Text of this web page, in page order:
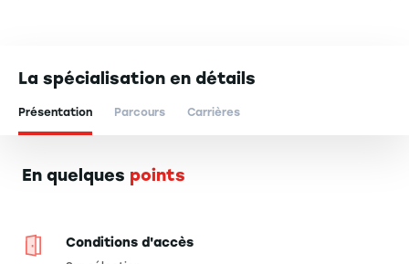
La spécialisation en détails
Présentation Parcours Carrières
En quelques points
Conditions d'accès